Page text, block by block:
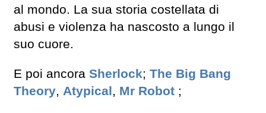
al mondo. La sua storia costellata di
abusi e violenza ha nascosto a lungo il
suo cuore.
E poi ancora Sherlock; The Big Bang
Theory, Atypical, Mr Robot ;